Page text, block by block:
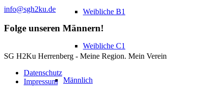
Weibliche B1
Weibliche C1
Männlich
info@sgh2ku.de
Folge unseren Männern!
SG H2Ku Herrenberg - Meine Region. Mein Verein
Datenschutz
Impressum